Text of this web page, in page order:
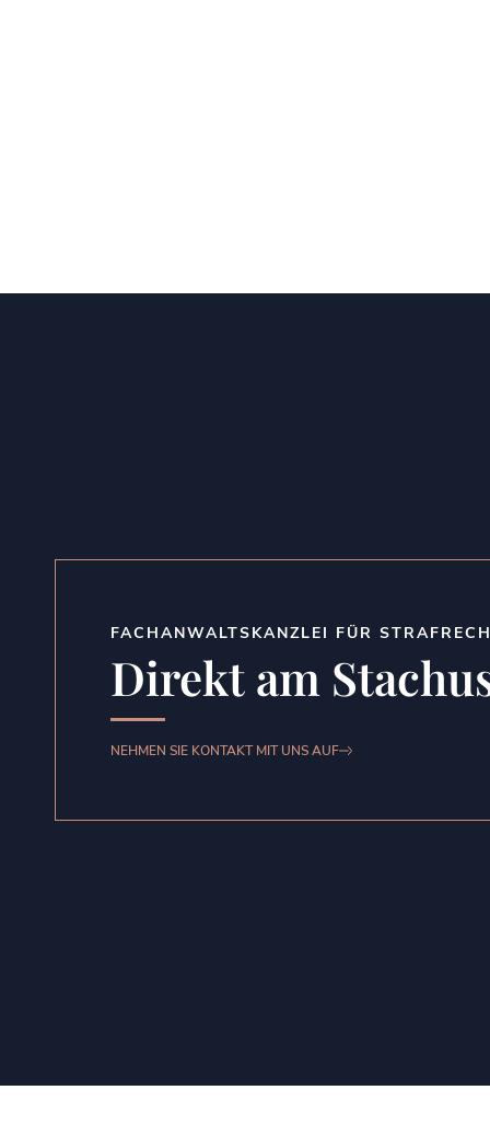
FACHANWALTSKANZLEI FÜR
Direkt am
NEHMEN SIE KONTAKT MIT UNS AUF